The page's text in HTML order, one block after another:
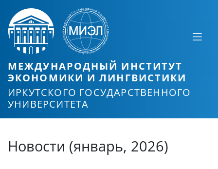
МЕЖДУНАРОДНЫЙ ИНСТИТУТ
ЭКОНОМИКИ И ЛИНГВИСТИКИ
ИРКУТСКОГО ГОСУДАРСТВЕННОГО
УНИВЕРСИТЕТА
Новости (январь, 2026)